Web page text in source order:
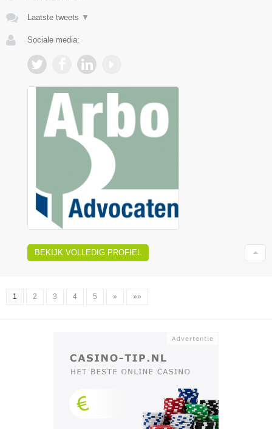
Laatste tweets ▼
Sociale media:
BEKIJK VOLLEDIG PROFIEL
1 2 3 4 5 » »»